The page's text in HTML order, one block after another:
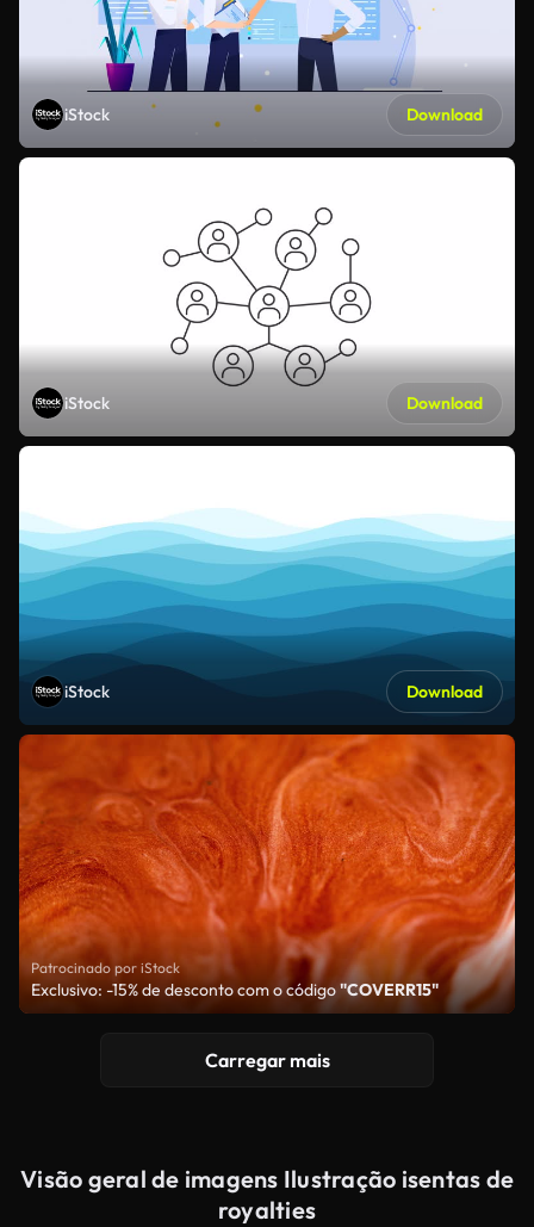
iStock Download
iStock Download
iStock Download
Patrocinado por iStock
Exclusivo: -15% de desconto com o código"COVERR15"
Carregar mais
Visão geral de imagens Ilustração isentas de
royalties